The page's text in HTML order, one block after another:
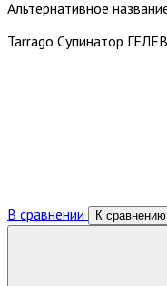
Альтернативное
Tarrago Cупинатор
В сравнении К сравнению